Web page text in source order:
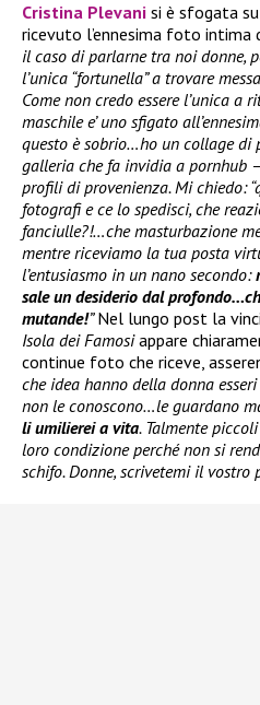
Cristina Plevani si è sfogata
ricevuto l’ennesima foto intima
il caso di parlarne tra noi donne,
l’unica “fortunella” a trovare
Come non credo essere l’unica a
maschile e’ uno sfigato
questo è sobrio…ho un collage di
galleria che fa invidia a pornhub
profili di provenienza. Mi chiedo:
fotografi e ce lo spedisci, che
fanciulle?!…che masturbazione
mentre riceviamo la tua posta
l’entusiasmo in un nano secondo:
sale un desiderio dal
mutande!”Nel lungo post la
Isola dei Famosiappare
continue foto che riceve,
che idea hanno della donna
non le conoscono…le guardano
li umilierei a vita. Talmente
loro condizione perché non si
schifo. Donne, scrivetemi il vostro